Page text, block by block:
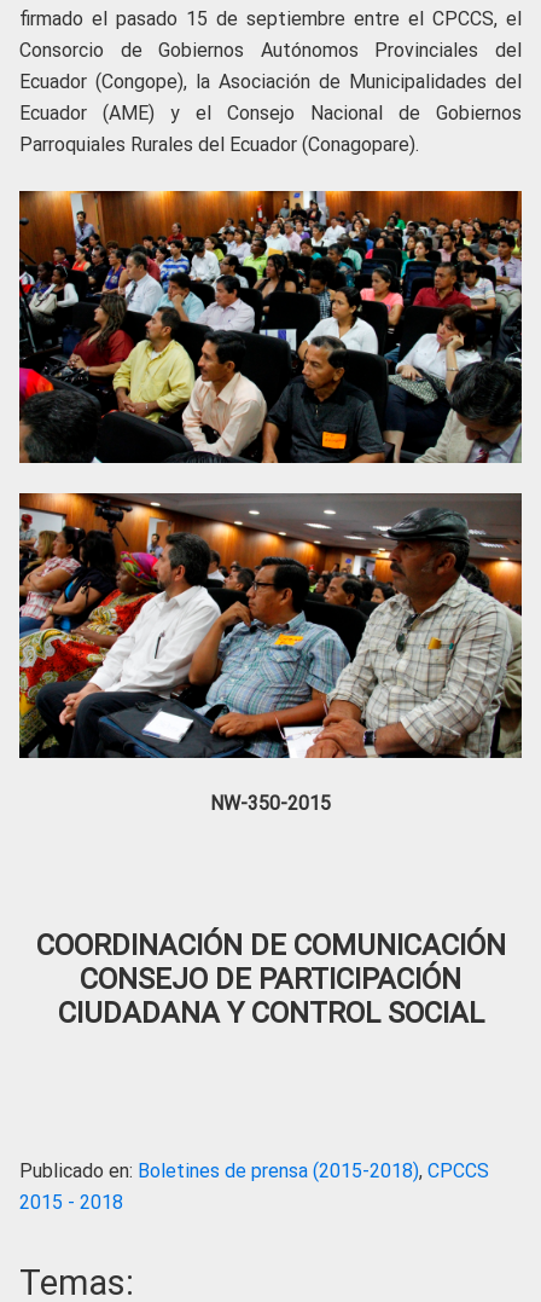
firmado el pasado 15 de septiembre entre el CPCCS, el
Consorcio de Gobiernos Autónomos Provinciales del
Ecuador (Congope), la Asociación de Municipalidades del
Ecuador (AME) y el Consejo Nacional de Gobiernos
Parroquiales Rurales del Ecuador (Conagopare).
NW-350-2015
COORDINACIÓN DE COMUNICACIÓN
CONSEJO DE PARTICIPACIÓN
CIUDADANA Y CONTROL SOCIAL
Publicado en: Boletines de prensa (2015-2018), CPCCS
2015 - 2018
Temas: